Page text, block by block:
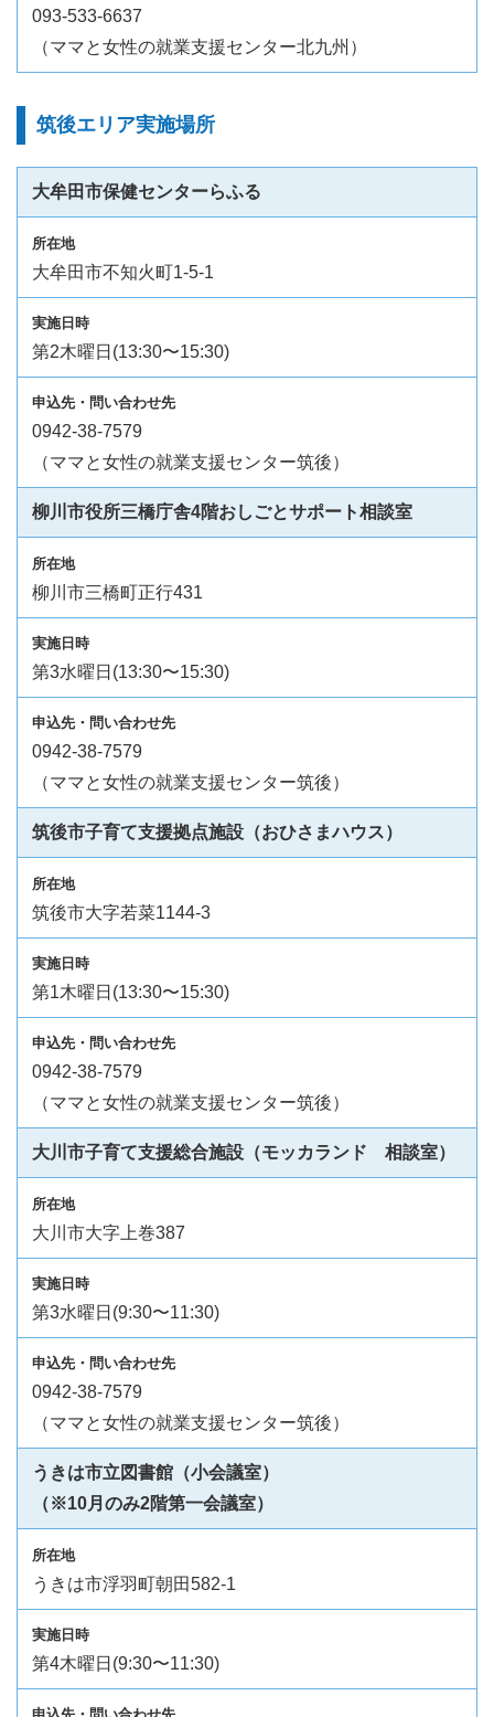
093-533-6637
（ママと女性の就業支援センター北九州）
筑後エリア実施場所
大牟田市保健センターらふる
大牟田市不知火町1-5-1
第2木曜日(13:30〜15:30)
0942-38-7579
（ママと女性の就業支援センター筑後）
柳川市役所三橋庁舎4階おしごとサポート相談室
柳川市三橋町正行431
第3水曜日(13:30〜15:30)
0942-38-7579
（ママと女性の就業支援センター筑後）
筑後市子育て支援拠点施設（おひさまハウス）
筑後市大字若菜1144-3
第1木曜日(13:30〜15:30)
0942-38-7579
（ママと女性の就業支援センター筑後）
大川市子育て支援総合施設（モッカランド 相談室）
大川市大字上巻387
第3水曜日(9:30〜11:30)
0942-38-7579
（ママと女性の就業支援センター筑後）
うきは市立図書館（小会議室）
（※10月のみ2階第一会議室）
うきは市浮羽町朝田582-1
第4木曜日(9:30〜11:30)